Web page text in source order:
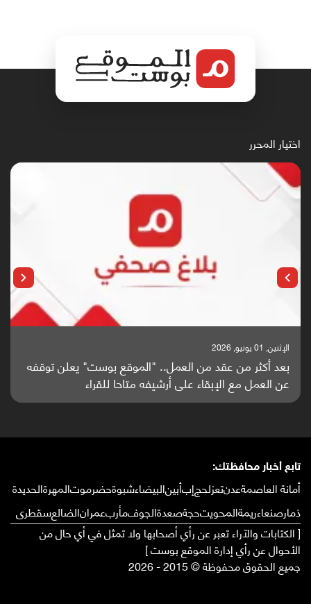
اختيار المحرر
الإثنين, 25 مايو, 2026
باحثون من اليمن يدخلون سباق أبحاث ألزهايمر بدراسة
واعدة منشورة عالميا (ترجمة)
تابع أخبار محافظتك:
أمانة العاصمةعدنتعزلحجإبأبينالبيضاءشبوةحضرموتالمهرةالحديدة
ذمارصنعاءريمةالمحويتحجةصعدةالجوفمأربعمرانالضالعسقطرى
[ الكتابات والآراء تعبر عن رأي أصحابها ولا تمثل في أي حال من
الأحوال عن رأي إدارة الموقع بوست ]
جميع الحقوق محفوظة © 2015 - 2026